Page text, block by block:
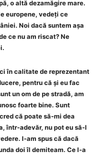
o altă dezamăgire mare.
europene, vedeți ce
Noi dacă suntem așa
ce nu am riscat? Ne
în calitate de reprezentant
pentru că și eu fac
un om de pe stradă, am
foarte bine. Sunt
că poate să-mi dea
într-adevăr, nu pot eu să-l
I-am spus că dacă
doi îl demiteam. Ce l-a